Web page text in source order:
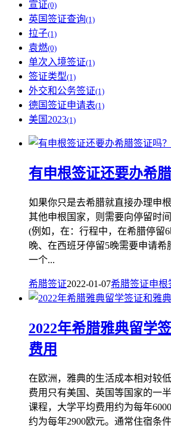
宣证(0)
英国签证查询(1)
拉子(1)
袁燃(0)
单次入境签证(1)
签证类型(1)
外交和公务签证(1)
德国签证申请表(1)
美国2023(1)
有申根签证还要办希腊
如果你只是去希腊就直接办理申
其他申根国家，则需要向停留时
(例如，在：行程中，在希腊停留
晚、在西班牙停留5晚需要申请希
一个...
希腊签证2022-01-07希腊签证申根
2022年希腊雅典留学
费用
在欧洲，雅典的生活成本相对较
费用只有美国、英国等国家的一
课程，大学平均费用约为每年
约为每年2900欧元。通常住宿条